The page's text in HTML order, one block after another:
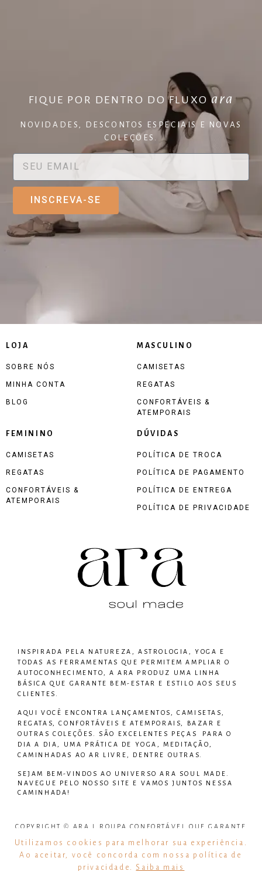
FIQUE POR DENTRO DO FLUXOara
NOVIDADES, DESCONTOS ESPECIAIS E NOVAS
COLEÇÕES.
INSCREVA-SE
LOJA
SOBRE NÓS
MINHA CONTA
BLOG
MASCULINO
CAMISETAS
REGATAS
CONFORTÁVEIS &
ATEMPORAIS
FEMININO
CAMISETAS
REGATAS
CONFORTÁVEIS &
ATEMPORAIS
DÚVIDAS
POLÍTICA DE TROCA
POLÍTICA DE PAGAMENTO
POLÍTICA DE ENTREGA
POLÍTICA DE PRIVACIDADE
INSPIRADA PELA NATUREZA, ASTROLOGIA, YOGA E
TODAS AS FERRAMENTAS QUE PERMITEM AMPLIAR O
AUTOCONHECIMENTO, A ARA PRODUZ UMA LINHA
BÁSICA QUE GARANTE BEM-ESTAR E ESTILO AOS SEUS
CLIENTES.
AQUI VOCÊ ENCONTRA LANÇAMENTOS, CAMISETAS,
REGATAS, CONFORTÁVEIS E ATEMPORAIS, BAZAR E
OUTRAS COLEÇÕES. SÃO EXCELENTES PEÇAS PARA O
DIA A DIA, UMA PRÁTICA DE YOGA, MEDITAÇÃO,
CAMINHADAS AO AR LIVRE, DENTRE OUTRAS.
SEJAM BEM-VINDOS AO UNIVERSO ARA SOUL MADE
NAVEGUE PELO NOSSO SITE E VAMOS JUNTOS NESSA
CAMINHADA!
COPYRIGHT © ARA L ROUPA CONFORTÁVEL QUE GARANTE
BEM ESTAR – TODOS OS DIREITOS RESERVADOS
CNPJ: 31.919.549/0001-08
Utilizamos cookies para melhorar sua experiência.
Ao aceitar, você concorda com nossa política de
privacidade. Saiba mais